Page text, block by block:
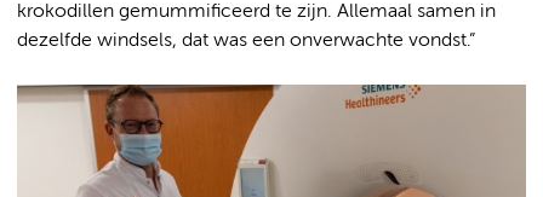
krokodillen gemummificeerd te zijn. Allemaal samen in
dezelfde windsels, dat was een onverwachte vondst.”